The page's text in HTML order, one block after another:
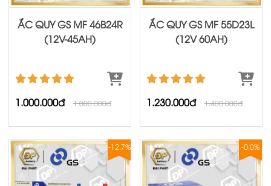
ẮC QUY GS MF 46B24R
(12V-45AH)
1.000.000đ 1.000.000đ
ẮC QUY GS MF 55D23L
(12V 60AH)
1.230.000đ 1.400.000đ
-12.7% -0.0%